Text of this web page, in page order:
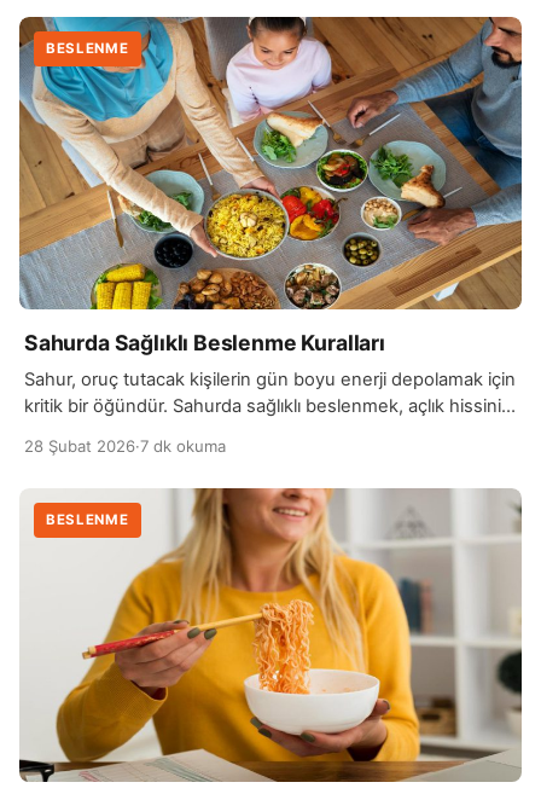
BESLENME
Sahurda Sağlıklı Beslenme Kuralları
Sahur, oruç tutacak kişilerin gün boyu enerji depolamak için
kritik bir öğündür. Sahurda sağlıklı beslenmek, açlık hissini
korumak için oldukça önemlidir. Sahurda, uzun süre tok
tutacak gıdalar tercih edilmelidir. Kompleks karbonhidratlar,
lifli besinler ve protein ağırlıklı gıdalar, vücudun gün
boyunca enerjiye daha verimli bir şekilde ulaşmasını sağlar.
28 Şubat 2026·7 dk okuma
BESLENME